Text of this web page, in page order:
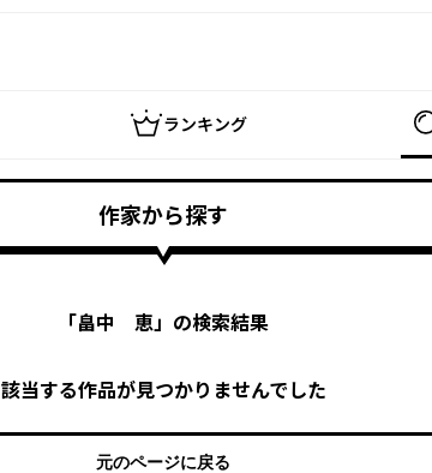
ランキング
作家から探す
「畠中 恵」の検索結果
該当する作品が見つかりませんでした
元のページに戻る